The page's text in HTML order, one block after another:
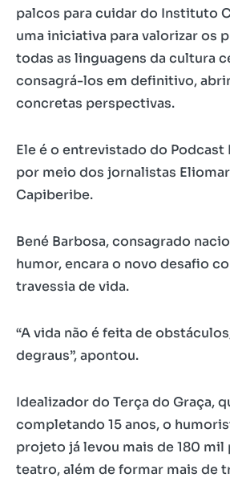
palcos para cuidar do Instituto
uma iniciativa para valorizar os
todas as linguagens da cultura
consagrá-los em definitivo,
concretas perspectivas.
Ele é o entrevistado do
por meio dos jornalistas
Capiberibe.
Bené Barbosa, consagrado
humor, encara o novo desafio
travessia de vida.
“A vida não é feita de
degraus”, apontou.
Idealizador do Terça do Graça,
completando 15 anos, o
projeto já levou mais de 180 mil
teatro, além de formar mais de